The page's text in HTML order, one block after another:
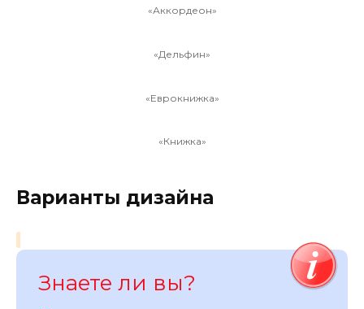
«Аккордеон»
«Дельфин»
«Еврокнижка»
«Книжка»
Варианты дизайна
Знаете ли вы?